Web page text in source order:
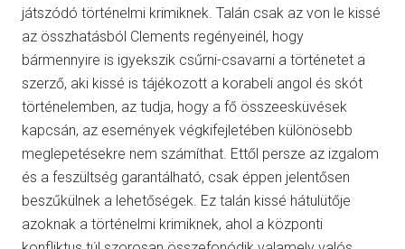
játszódó történelmi krimiknek. Talán csak az von le kissé
az összhatásból Clements regényeinél, hogy
bármennyire is igyekszik csűrni-csavarni a történetet a
szerző, aki kissé is tájékozott a korabeli angol és skót
történelemben, az tudja, hogy a fő összeesküvések
kapcsán, az események végkifejletében különösebb
meglepetésekre nem számíthat. Ettől persze az izgalom
és a feszültség garantálható, csak éppen jelentősen
beszűkülnek a lehetőségek. Ez talán kissé hátulütője
azoknak a történelmi krimiknek, ahol a központi